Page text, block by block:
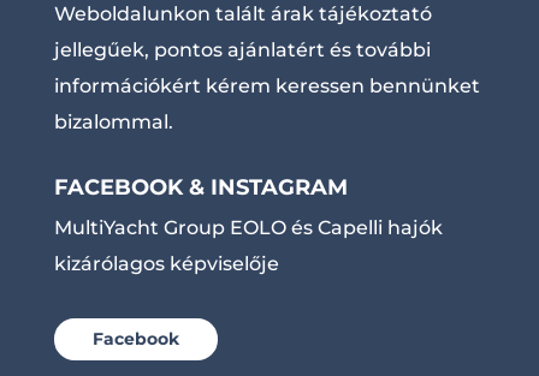
Weboldalunkon talált árak tájékoztató
jellegűek, pontos ajánlatért és további
információkért kérem keressen bennünket
bizalommal.
FACEBOOK & INSTAGRAM
MultiYacht Group EOLO és Capelli hajók
kizárólagos képviselője
Facebook